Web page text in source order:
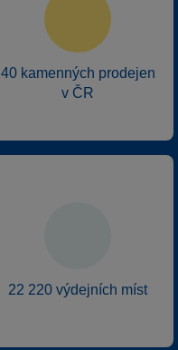
40 kamenných prodejen
v ČR
22 220 výdejních míst